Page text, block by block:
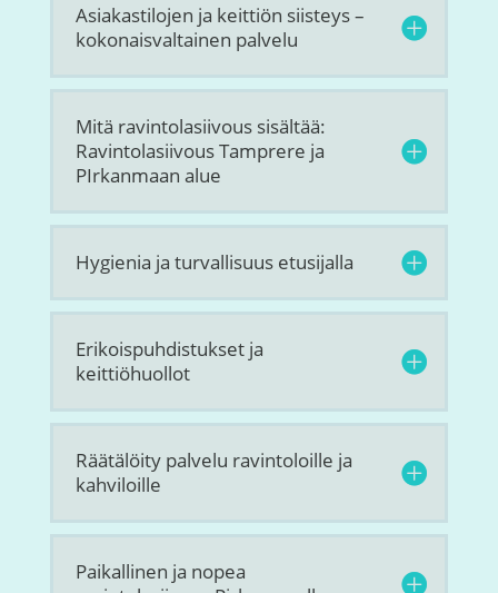
Asiakastilojen ja keittiön siisteys –
kokonaisvaltainen palvelu
Mitä ravintolasiivous sisältää:
Ravintolasiivous Tamprere ja
PIrkanmaan alue
Hygienia ja turvallisuus etusijalla
Erikoispuhdistukset ja
keittiöhuollot
Räätälöity palvelu ravintoloille ja
kahviloille
Paikallinen ja nopea